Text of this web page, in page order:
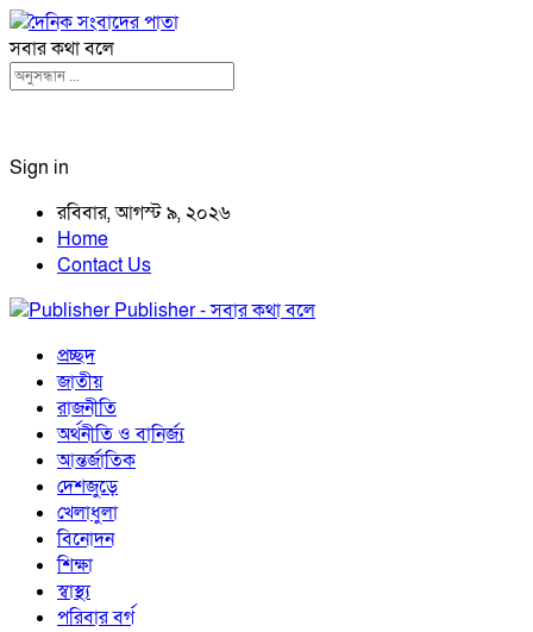
সবার কথা বলে
Sign in
রবিবার, আগস্ট ৯, ২০২৬
Home
Contact Us
Publisher - সবার কথা বলে
প্রচ্ছদ
জাতীয়
রাজনীতি
অর্থনীতি ও বানির্জ্য
আন্তর্জাতিক
দেশজুড়ে
খেলাধুলা
বিনোদন
শিক্ষা
স্বাস্থ্য
পরিবার বর্গ